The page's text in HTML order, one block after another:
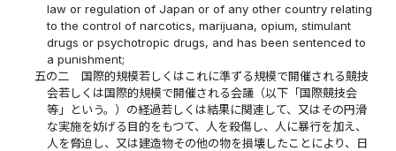
law or regulation of Japan or of any other country relating
to the control of narcotics, marijuana, opium, stimulant
drugs or psychotropic drugs, and has been sentenced to
a punishment;
五の二
国際的規模若しくはこれに準ずる規模で開催される競技
会若しくは国際的規模で開催される会議（以下「国際競技会
等」という。）の経過若しくは結果に関連して、又はその円滑
な実施を妨げる目的をもつて、人を殺傷し、人に暴行を加え、
人を脅迫し、又は建造物その他の物を損壊したことにより、日